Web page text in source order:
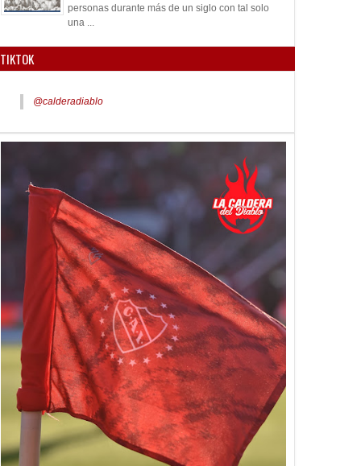
personas durante más de un siglo con tal solo
una ...
TIKTOK
@calderadiablo